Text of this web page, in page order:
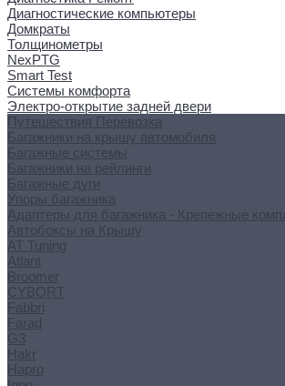
Диагностические компьютеры
Домкраты
Толщинометры
NexPTG
Smart Test
Системы комфорта
Электро-открытие задней двери
Путешествия Перевозка
Багажники на крышу автомобиля
Багажные системы
Багажники на рейлинги
Багажные дуги
Упоры багажника
Адаптеры для багажника - Крепежные
Автобоксы на Крышу
AT Tuning
Atlant
Broomer
CYBORT
Fabbri
Farad
G3
Hakr
Hapro